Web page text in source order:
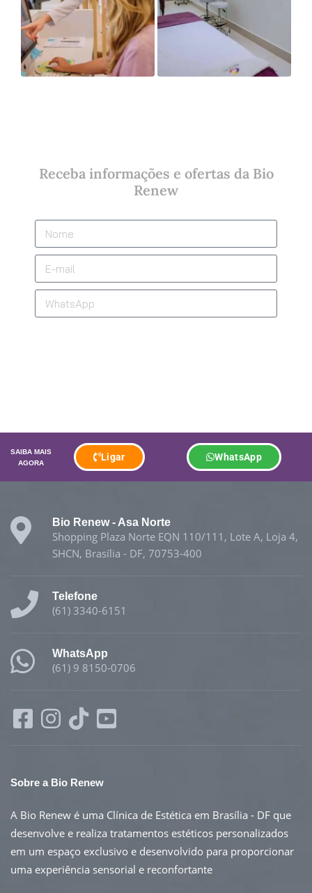
Receba informações e ofertas da Bio
Renew
SAIBA MAIS
AGORA
Ligar WhatsApp
Bio Renew - Asa Norte
Shopping Plaza Norte EQN 110/111, Lote A, Loja 4,
SHCN, Brasília - DF, 70753-400
Telefone
(61) 3340-6151
WhatsApp
(61) 9 8150-0706
Sobre a Bio Renew
A Bio Renew é uma Clínica de Estética em Brasília - DF que
desenvolve e realiza tratamentos estéticos personalizados
em um espaço exclusivo e desenvolvido para proporcionar
uma experiência sensorial e reconfortante